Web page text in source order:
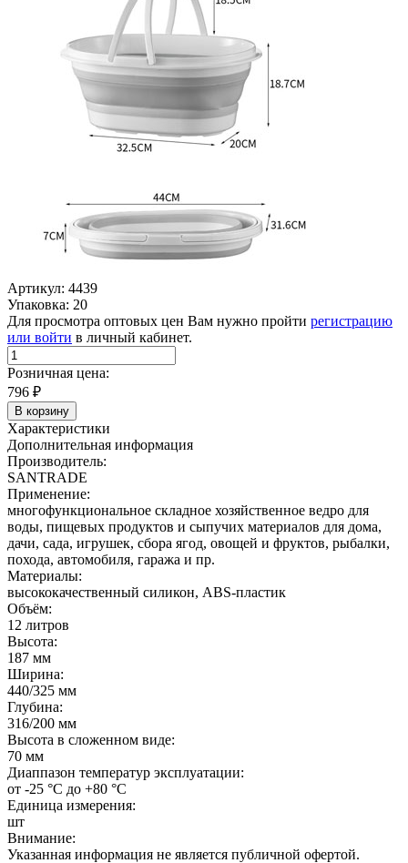
Артикул: 4439
Упаковка: 20
Для просмотра оптовых цен Вам нужно пройти регистрацию
или войти в личный кабинет.
Розничная цена:
796 ₽
В корзину
Характеристики
Дополнительная информация
Производитель:
SANTRADE
Применение:
многофункциональное складное хозяйственное ведро для
воды, пищевых продуктов и сыпучих материалов для дома,
дачи, сада, игрушек, сбора ягод, овощей и фруктов, рыбалки,
похода, автомобиля, гаража и пр.
Материалы:
высококачественный силикон, ABS-пластик
Объём:
12 литров
Высота:
187 мм
Ширина:
440/325 мм
Глубина:
316/200 мм
Высота в сложенном виде:
70 мм
Диаппазон температур эксплуатации:
от -25 °C до +80 °C
Единица измерения:
шт
Внимание:
Указанная информация не является публичной офертой.